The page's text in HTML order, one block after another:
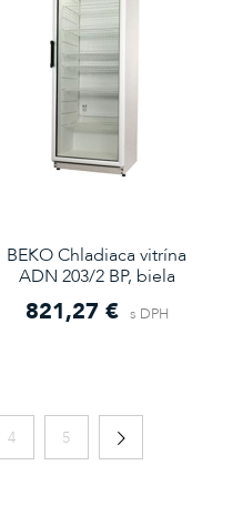
BEKO Chladiaca vitrína
ADN 203/2 BP, biela
821,27 € s DPH
4 5